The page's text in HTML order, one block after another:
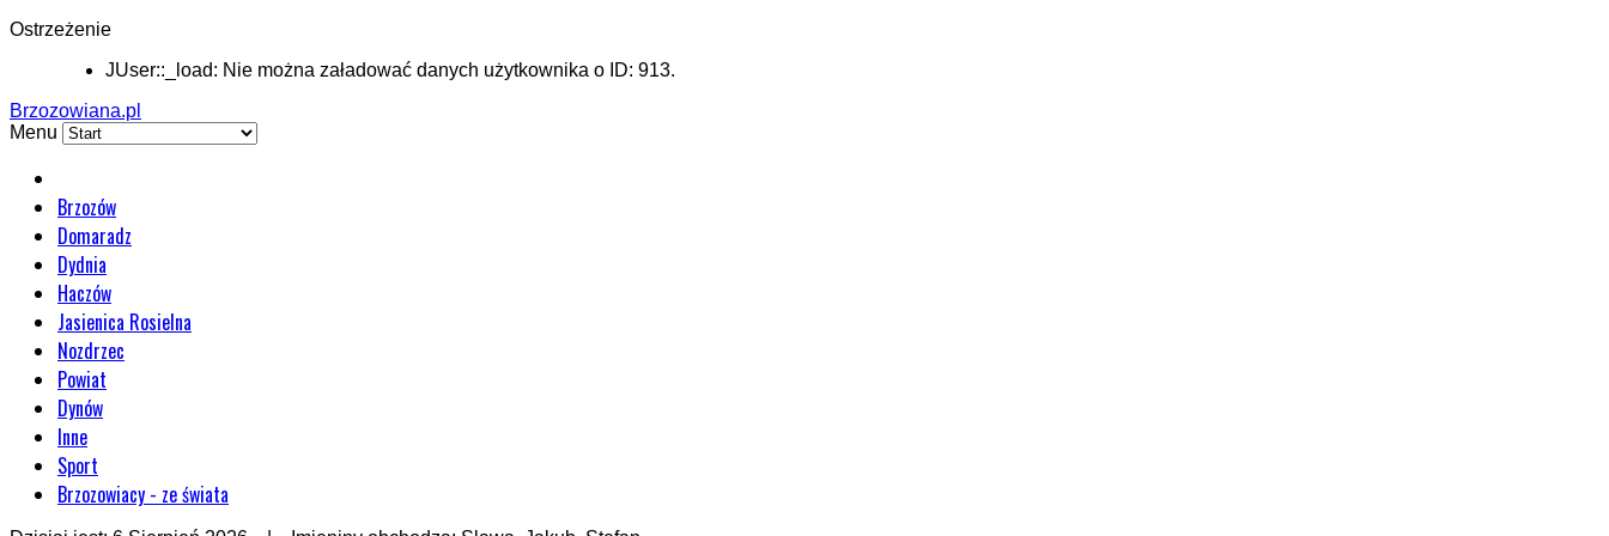
Ostrzeżenie
JUser::_load: Nie można załadować danych użytkownika o ID: 913.
Brzozowiana.pl
Menu
Brzozów
Domaradz
Dydnia
Haczów
Jasienica Rosielna
Nozdrzec
Powiat
Dynów
Inne
Sport
Brzozowiacy - ze świata